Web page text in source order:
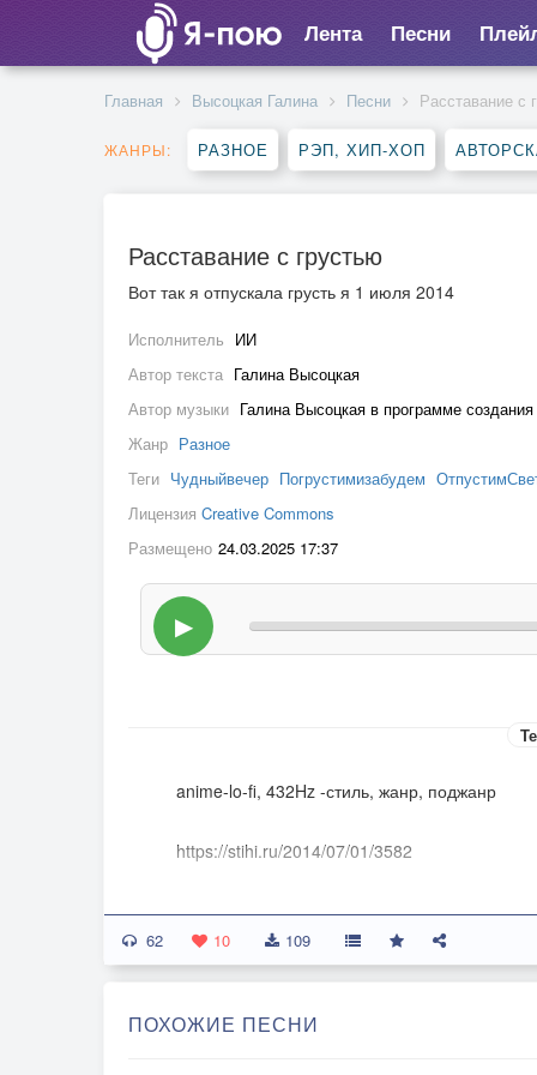
Лента Песни
Главная Высоцкая Галина Песни Расставание с
ЖАНРЫ: РАЗНОЕ РЭП, ХИП-ХОП
Расставание с грустью
Вот так я отпускала грусть я 1 июля 2014
Исполнитель ИИ
Автор текста Галина Высоцкая
Автор музыки Галина Высоцкая в программе
Жанр Разное
Теги Чудныйвечер Погрустимизабудем
Лицензия Creative Commons
Размещено 24.03.2025 17:37
▶
anime-lo-fi, 432Hz -стиль, жанр, поджанр
https://stihi.ru/2014/07/01/3582
Чудный вечер накрылся волною
К нам пришедшей с Созвездий других.
Чудный Вечер, присядь ты со мною-
62 10 109
ПОХОЖИЕ ПЕСНИ